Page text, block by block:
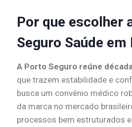
Por que escolher
Seguro Saúde
A Porto Seguro reúne
que trazem estabilidade e
busca um convênio médico
da marca no mercado
processos bem estruturados